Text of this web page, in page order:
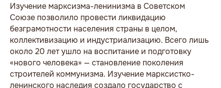
Изучение марксизма-ленинизма в Советском
Союзе позволило провести ликвидацию
безграмотности населения страны в целом,
коллективизацию и индустриализацию. Всего лишь
около 20 лет ушло на воспитание и подготовку
«нового человека» — становление поколения
строителей коммунизма. Изучение марксистко-
ленинского наследия создало государство с